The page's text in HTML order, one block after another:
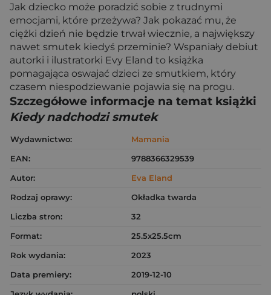
Jak dziecko może poradzić sobie z trudnymi
emocjami, które przeżywa? Jak pokazać mu, że
ciężki dzień nie będzie trwał wiecznie, a największy
nawet smutek kiedyś przeminie? Wspaniały debiut
autorki i ilustratorki Evy Eland to książka
pomagająca oswajać dzieci ze smutkiem, który
czasem niespodziewanie pojawia się na progu.
Szczegółowe informacje na temat książki
Kiedy nadchodzi smutek
Wydawnictwo:
Mamania
EAN:
9788366329539
Autor:
Eva Eland
Rodzaj oprawy:
Okładka twarda
Liczba stron:
32
Format:
25.5x25.5cm
Rok wydania:
2023
Data premiery:
2019-12-10